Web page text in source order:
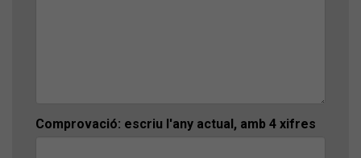
Comprovació: escriu l'any actual, amb 4 xifres